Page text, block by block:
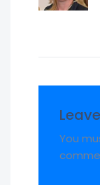
You